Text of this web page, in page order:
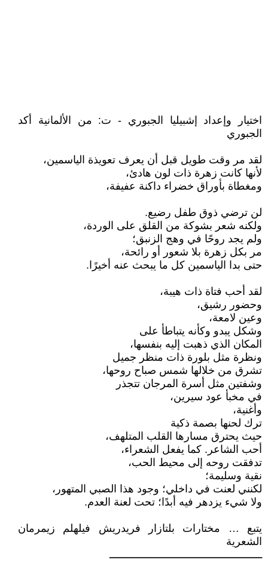
اختيار وإعداد إشبيليا الجبوري - ت: من الألمانية أكد
الجبوري
لقد مر وقت طويل قبل أن يعرف تعويذة الياسمين،
لأنها كانت زهرة ذات لون هادئ،
ومغطاة بأوراق خضراء داكنة عفيفة،
لن ترضي ذوق طفل رضيع.
ولكنه شعر بشوكة من القلق على الوردة،
ولم يجد روحًا في وهج الزنبق؛
مر بكل زهرة بلا شعور أو رائحة،
حتى بدا الياسمين كل ما يبحث عنه أخيرًا.
لقد أحب فتاة ذات هيبة،
وحضور رشيق،
وعين لامعة،
وشكل يبدو وكأنه يتباطأ على
المكان الذي ذهبت إليه بنفسها،
ونظرة مثل بلورة ذات منظر جميل
تشرق من خلالها شمس صباح روحها،
وشفتين مثل أسرة المرجان تتجذر
في مخبأ عود سيرين،
وأغنية،
ترك لحنها بصمة ذكية
حيث يحترق مسارها القلب المتلهف،
أحب الشاعر. كما يفعل الشعراء،
تدفقت روحه إلى محيط الحب،
نقية وسليمة؛
لكنني لعنت في داخلي؛ وجود هذا الصبي المتهور،
ولا شيء يزدهر فيه أبدًا؛ تحت لعنة العدم.
يتبع … مختارات بلتازار فريدريش فيلهلم زيمرمان
الشعرية
ـــــــــــــــــــــــــــــــــــــــــــــــــــ